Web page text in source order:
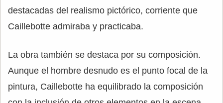
destacadas del realismo pictórico, corriente que
Caillebotte admiraba y practicaba.
La obra también se destaca por su composición.
Aunque el hombre desnudo es el punto focal de la
pintura, Caillebotte ha equilibrado la composición